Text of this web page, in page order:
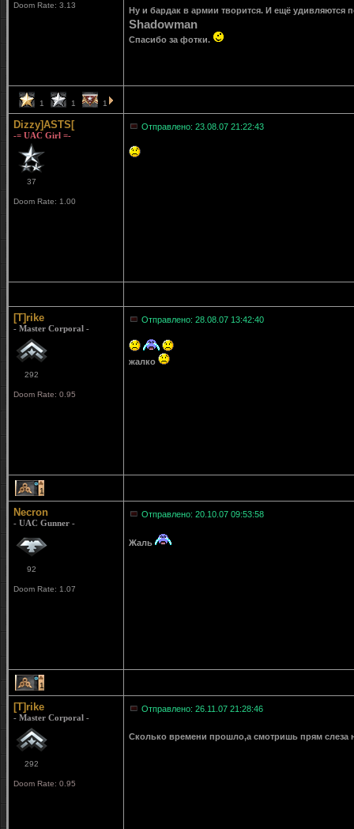
Doom Rate: 3.13
Ну и бардак в армии творится. И ещё удивляются
Shadowman
Спасибо за фотки.
1 1 1
Dizzy]ASTS[
-= UAC Girl =-
37
Doom Rate: 1.00
Отправлено: 23.08.07 21:22:43
[T]rike
- Master Corporal -
292
Doom Rate: 0.95
Отправлено: 28.08.07 13:42:40
жалко
1
Necron
- UAC Gunner -
92
Doom Rate: 1.07
Отправлено: 20.10.07 09:53:58
Жаль
1
[T]rike
- Master Corporal -
292
Doom Rate: 0.95
Отправлено: 26.11.07 21:28:46
Сколько времени прошло,а смотришь прям слеза